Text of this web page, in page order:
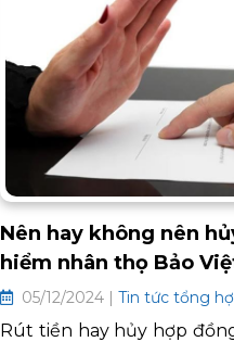
Nên hay không nên
hiểm nhân thọ Bảo
05/12/2024 | Tin tức tổng
Rút tiền hay hủy hợp